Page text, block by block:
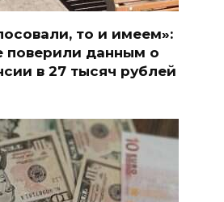
то и имеем»:
поверили данным о
в 27 тысяч рублей